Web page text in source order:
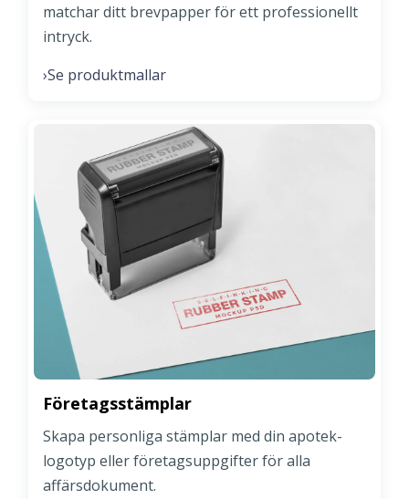
matchar ditt brevpapper för ett professionellt
intryck.
›Se produktmallar
Företagsstämplar
Skapa personliga stämplar med din apotek-
logotyp eller företagsuppgifter för alla
affärsdokument.